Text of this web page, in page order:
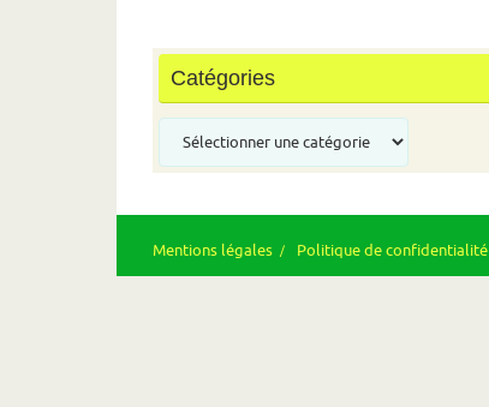
Catégories
Mentions légales Politique de confidentialité